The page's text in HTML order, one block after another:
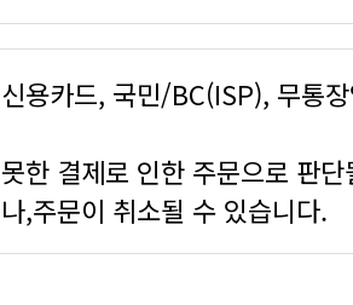
용카드, 국민/BC(ISP), 무통
한 결제로 인한 주문으로 판
,주문이 취소될 수 있습니다.